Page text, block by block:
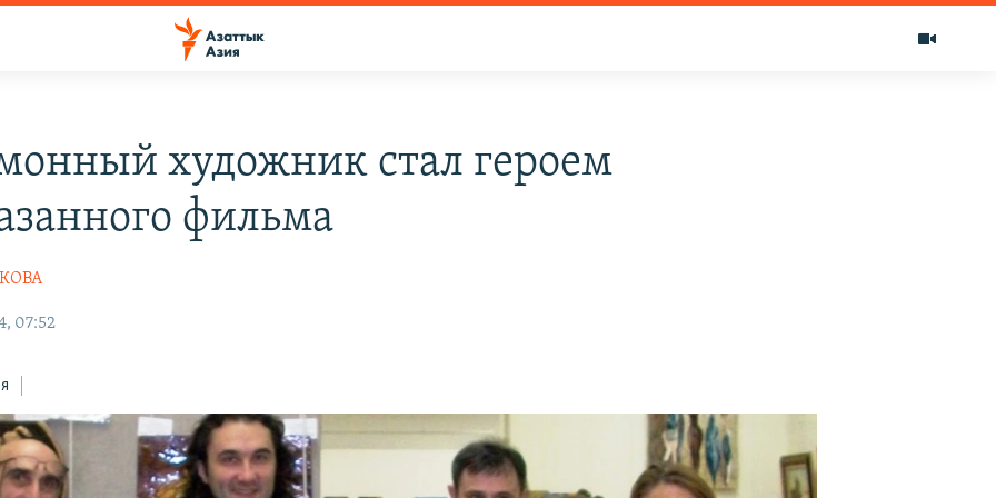
художник стал героем
фильма
07:52